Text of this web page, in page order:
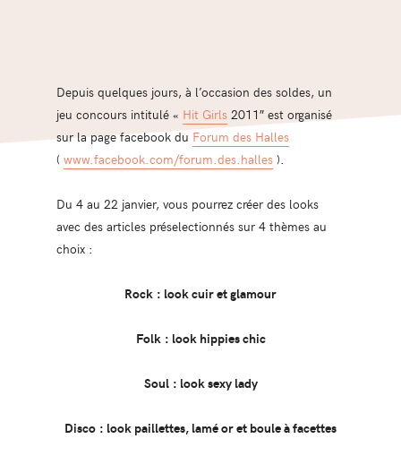
Depuis quelques jours, à l’occasion des soldes, un
jeu concours intitulé « Hit Girls2011″ est organisé
sur la page facebook du Forum des Halles
( www.facebook.com/forum.des.halles).
Du 4 au 22 janvier, vous pourrez créer des looks
avec des articles préselectionnés sur 4 thèmes au
choix :
Rock : look cuir et glamour
Folk : look hippies chic
Soul : look sexy lady
Disco : look paillettes, lamé or et boule à facettes